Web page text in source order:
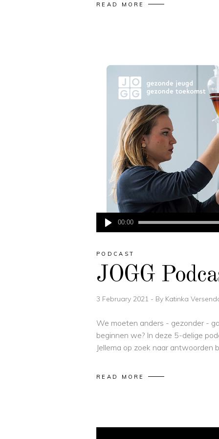
READ MORE
Audio
Player
00:00
PODCAST
JOGG
3 February 2021 By Katinka
We moeten anders - gezonder -
beginnen we? In deze 5-delige
Jellema op zoek naar
READ MORE